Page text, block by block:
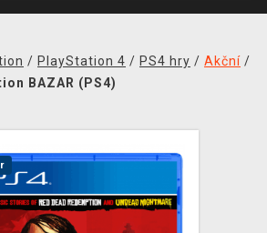
/ PlayStation 4 / PS4 hry / Akční /
BAZAR (PS4)